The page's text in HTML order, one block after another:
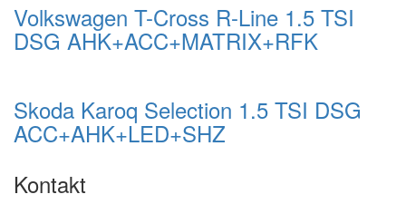
Volkswagen T-Cross R-Line 1.5 TSI
DSG AHK+ACC+MATRIX+RFK
Skoda Karoq Selection 1.5 TSI DSG
ACC+AHK+LED+SHZ
Kontakt